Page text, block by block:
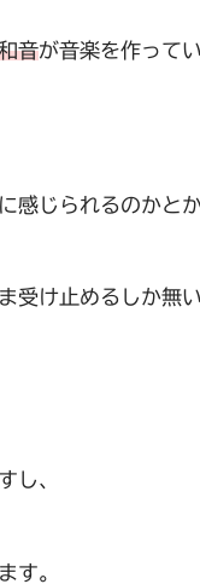
音が音楽を作って
感じられるのかとか
受け止めるしか無
し、
す。